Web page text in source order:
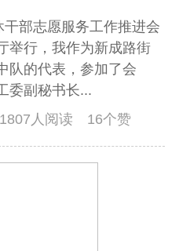
部志愿服务工作推进会
举行，我作为新成路街
队的代表，参加了会
委副秘书长...
1807人阅读 16个赞